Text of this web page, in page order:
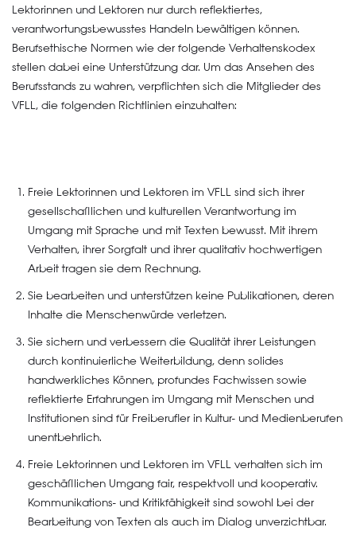
Lektorinnen und Lektoren nur durch reflektiertes,
verantwortungsbewusstes Handeln bewältigen können.
Berufsethische Normen wie der folgende Verhaltenskodex
stellen dabei eine Unterstützung dar. Um das Ansehen des
Berufsstands zu wahren, verpflichten sich die Mitglieder des
VFLL, die folgenden Richtlinien einzuhalten:
Freie Lektorinnen und Lektoren im VFLL sind sich ihrer
gesellschaftlichen und kulturellen Verantwortung im
Umgang mit Sprache und mit Texten bewusst. Mit ihrem
Verhalten, ihrer Sorgfalt und ihrer qualitativ hochwertigen
Arbeit tragen sie dem Rechnung.
Sie bearbeiten und unterstützen keine Publikationen, deren
Inhalte die Menschenwürde verletzen.
Sie sichern und verbessern die Qualität ihrer Leistungen
durch kontinuierliche Weiterbildung, denn solides
handwerkliches Können, profundes Fachwissen sowie
reflektierte Erfahrungen im Umgang mit Menschen und
Institutionen sind für Freiberufler in Kultur- und Medienberufen
unentbehrlich.
Freie Lektorinnen und Lektoren im VFLL verhalten sich im
geschäftlichen Umgang fair, respektvoll und kooperativ.
Kommunikations- und Kritikfähigkeit sind sowohl bei der
Bearbeitung von Texten als auch im Dialog unverzichtbar.